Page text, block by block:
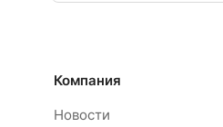
Компания
Новости